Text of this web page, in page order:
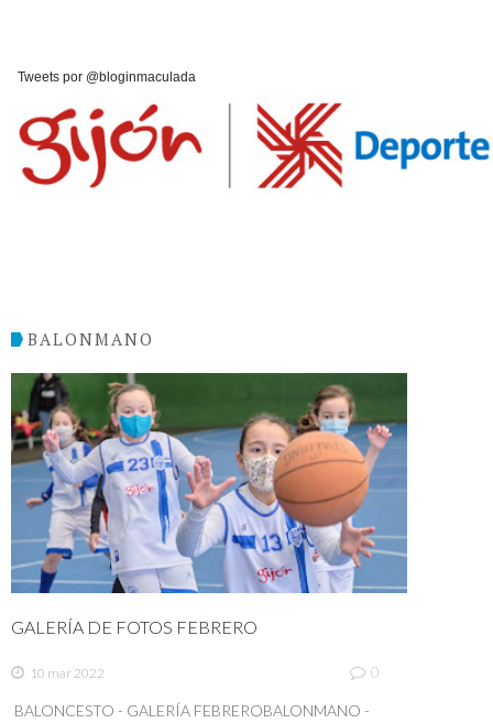
Tweets por @bloginmaculada
BALONMANO
GALERÍA DE FOTOS FEBRERO
10 mar 2022 0
BALONCESTO - GALERÍA FEBREROBALONMANO -